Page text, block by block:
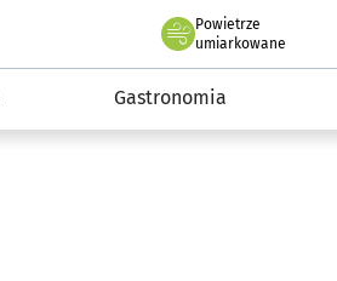
Powietrze
we Wrocławiu
umiarkowane
Gastronomia